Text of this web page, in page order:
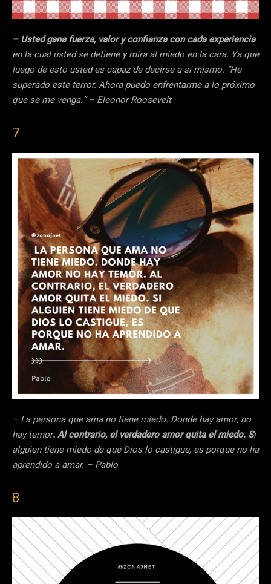
– Usted gana fuerza, valor y confianza con cada experiencia
en la cual usted se detiene y mira al miedo en la cara. Ya que
luego de esto usted es capaz de decirse a sí mismo: “He
superado este terror. Ahora puedo enfrentarme a lo próximo
que se me venga.” – Eleonor Roosevelt
7
– La persona que ama no tiene miedo. Donde hay amor, no
hay temor. Al contrario, el verdadero amor quita el miedo. Si
alguien tiene miedo de que Dios lo castigue, es porque no ha
aprendido a amar. – Pablo
8